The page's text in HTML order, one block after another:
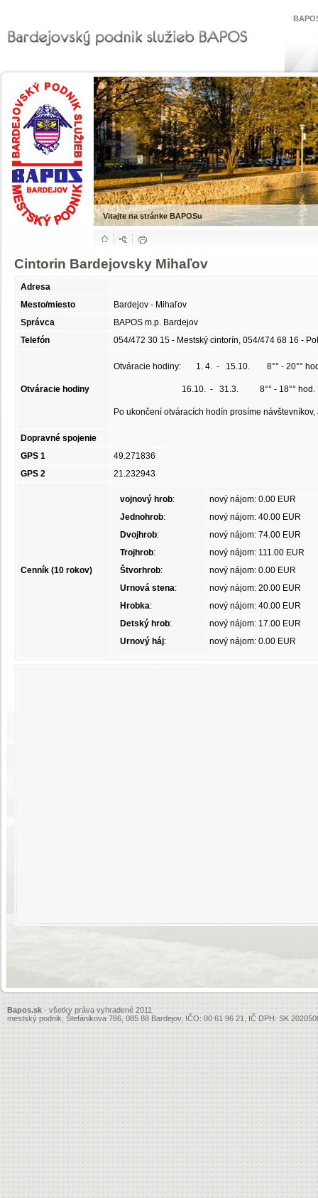
Vitajte na stránke BAPOSu
Cintorin Bardejovsky Mihaľov
Adresa
Mesto/miesto
Bardejov - Mihaľov
Správca
BAPOS m.p. Bardejov
Telefón
054/472 30 15 - Mestský cintorín, 054/474 68 16 -
Otváracie hodiny
Otváracie hodiny: 1. 4. - 15.10. 8°° - 20°°
16.10. - 31.3. 8°° - 18°° hod.
Po ukončení otváracích hodín prosíme
Dopravné spojenie
GPS 1
49.271836
GPS 2
21.232943
Cenník (10 rokov)
vojnový hrob:
nový nájom: 0.00 EUR
Jednohrob:
nový nájom: 40.00 EUR
Dvojhrob:
nový nájom: 74.00 EUR
Trojhrob:
nový nájom: 111.00 EUR
Štvorhrob:
nový nájom: 0.00 EUR
Urnová stena:
nový nájom: 20.00 EUR
Hrobka:
nový nájom: 40.00 EUR
Detský hrob:
nový nájom: 17.00 EUR
Urnový háj: nový nájom: 0.00 EUR
Bapos.sk - všetky práva vyhradené 2011
mestský podnik, Štefánikova 786, 085 88 Bardejov, IČO: 00 61 96 21, IČ DPH: SK